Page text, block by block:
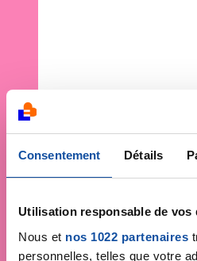
Consentement Détails
Utilisation responsable de vos
Nous et nos 1022 partenaires
personnelles, telles que votre